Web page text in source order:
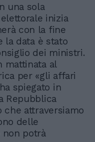
una sola
inizia
con la fine
la data è stato
dei ministri.
mattinata al
per «gli affari
spiegato in
Repubblica
che attraversiamo
delle
non potrà